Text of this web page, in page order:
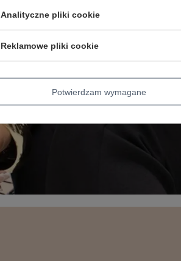
Analityczne pliki cookie
Reklamowe pliki cookie
Potwierdzam wymagane